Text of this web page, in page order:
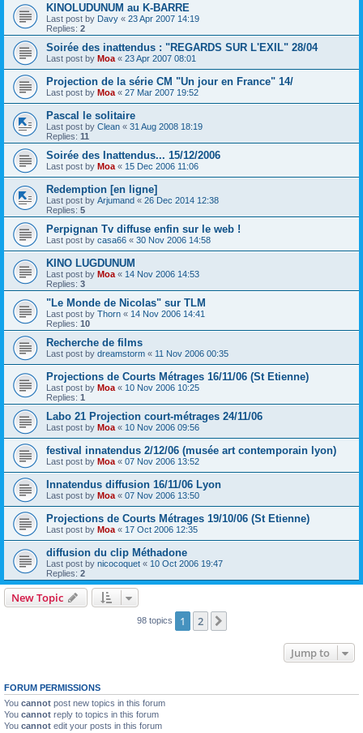
KINOLUDUNUM au K-BARRE
Last post by Davy « 23 Apr 2007 14:19
Replies: 2
Soirée des inattendus : "REGARDS SUR L'EXIL" 28/04
Last post by Moa « 23 Apr 2007 08:01
Projection de la série CM "Un jour en France" 14/
Last post by Moa « 27 Mar 2007 19:52
Pascal le solitaire
Last post by Clean « 31 Aug 2008 18:19
Replies: 11
Soirée des Inattendus... 15/12/2006
Last post by Moa « 15 Dec 2006 11:06
Redemption [en ligne]
Last post by Arjumand « 26 Dec 2014 12:38
Replies: 5
Perpignan Tv diffuse enfin sur le web !
Last post by casa66 « 30 Nov 2006 14:58
KINO LUGDUNUM
Last post by Moa « 14 Nov 2006 14:53
Replies: 3
"Le Monde de Nicolas" sur TLM
Last post by Thorn « 14 Nov 2006 14:41
Replies: 10
Recherche de films
Last post by dreamstorm « 11 Nov 2006 00:35
Projections de Courts Métrages 16/11/06 (St Etienne)
Last post by Moa « 10 Nov 2006 10:25
Replies: 1
Labo 21 Projection court-métrages 24/11/06
Last post by Moa « 10 Nov 2006 09:56
festival innatendus 2/12/06 (musée art contemporain lyon)
Last post by Moa « 07 Nov 2006 13:52
Innatendus diffusion 16/11/06 Lyon
Last post by Moa « 07 Nov 2006 13:50
Projections de Courts Métrages 19/10/06 (St Etienne)
Last post by Moa « 17 Oct 2006 12:35
diffusion du clip Méthadone
Last post by nicocoquet « 10 Oct 2006 19:47
Replies: 2
New Topic
98 topics 1 2
Jump to
FORUM PERMISSIONS
You cannot post new topics in this forum
You cannot reply to topics in this forum
You cannot edit your posts in this forum